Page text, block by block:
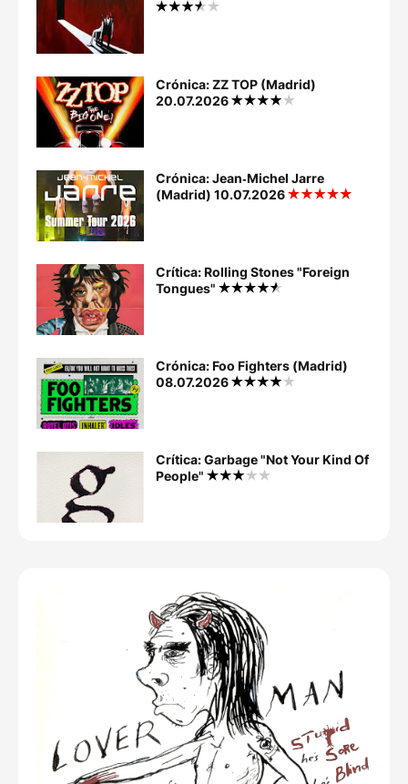
Crónica: ZZ TOP (Madrid)
20.07.2026
Crónica: Jean‐Michel Jarre
(Madrid) 10.07.2026
Crítica: Rolling Stones "Foreign
Tongues"
Crónica: Foo Fighters (Madrid)
08.07.2026
Crítica: Garbage "Not Your Kind Of
People"